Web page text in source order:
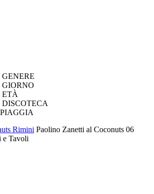
ETÀ
Rimini Paolino Zanetti al Coconuts 06
e Tavoli